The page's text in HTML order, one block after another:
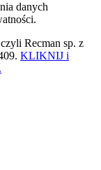
danych
Recman sp. z
KLIKNIJ i